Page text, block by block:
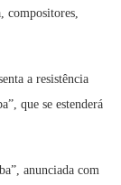
compositores,
a resistência
que se estenderá
anunciada com